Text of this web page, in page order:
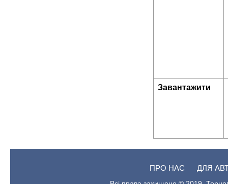
Завантажити
ПРО НАС ДЛЯ